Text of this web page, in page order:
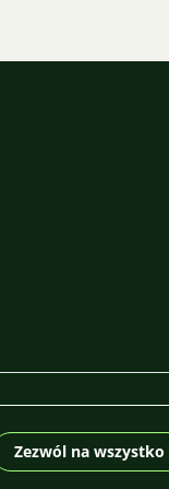
Zezwól na wszystko